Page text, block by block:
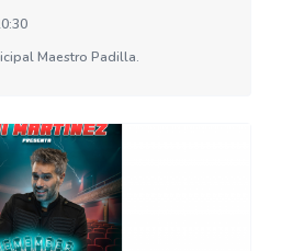
Maestro Padilla.